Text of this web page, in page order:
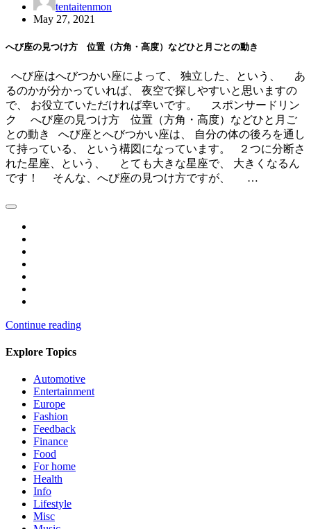
tentaitenmon
May 27, 2021
へび座の見つけ方 位置（方角・高度）などひと月ごとの動き
へび座はへびつかい座によって、 独立した、という、 あ
るのかが分かっていれば、 夜空で探しやすいと思いますの
で、 お役立ていただければ幸いです。 スポンサードリン
ク へび座の見つけ方 位置（方角・高度）などひと月ご
との動き へび座とへびつかい座は、 自分の体の後ろを通し
て持っている、 という構図になっています。 ２つに分断さ
れた星座、という、 とても大きな星座で、 大きくなるん
です！ そんな、へび座の見つけ方ですが、 …
Continue reading
Explore Topics
Automotive
Entertainment
Europe
Fashion
Feedback
Finance
Food
For home
Health
Info
Lifestyle
Misc